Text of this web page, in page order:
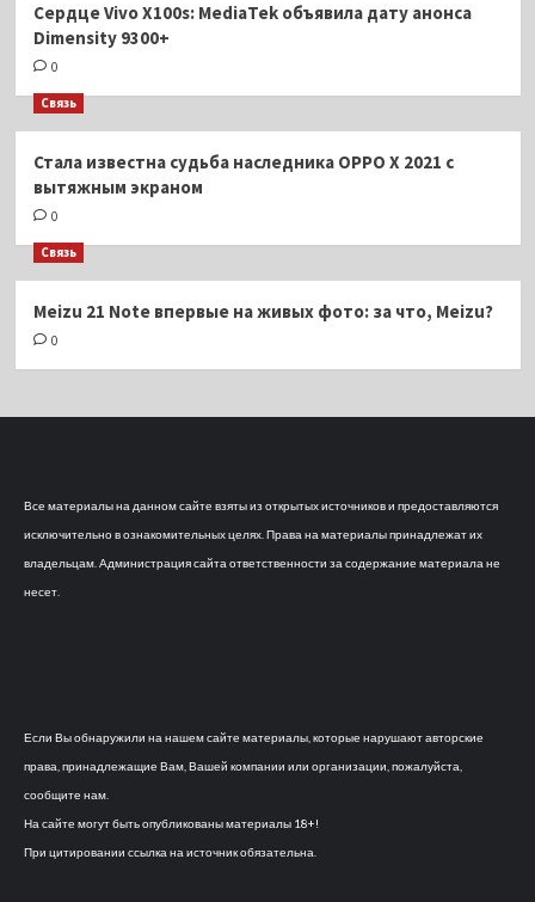
Сердце Vivo X100s: MediaTek объявила дату анонса
Dimensity 9300+
0
Связь
Стала известна судьба наследника OPPO X 2021 с
вытяжным экраном
0
Связь
Meizu 21 Note впервые на живых фото: за что, Meizu?
0
Все материалы на данном сайте взяты из открытых источников и предоставляются
исключительно в ознакомительных целях. Права на материалы принадлежат их
владельцам. Администрация сайта ответственности за содержание материала не
несет.
Если Вы обнаружили на нашем сайте материалы, которые нарушают авторские
права, принадлежащие Вам, Вашей компании или организации, пожалуйста,
сообщите нам.
На сайте могут быть опубликованы материалы 18+!
При цитировании ссылка на источник обязательна.